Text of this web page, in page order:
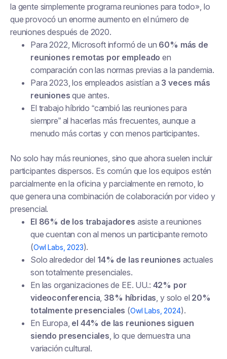
la gente simplemente programa reuniones para todo», lo
que provocó un enorme aumento en el número de
reuniones después de 2020.
Para 2022, Microsoft informó de un 60% más de
reuniones remotas por empleado en
comparación con las normas previas a la pandemia.
Para 2023, los empleados asistían a 3 veces más
reuniones que antes.
El trabajo híbrido “cambió las reuniones para
siempre” al hacerlas más frecuentes, aunque a
menudo más cortas y con menos participantes.
No solo hay más reuniones, sino que ahora suelen incluir
participantes dispersos. Es común que los equipos estén
parcialmente en la oficina y parcialmente en remoto, lo
que genera una combinación de colaboración por video y
presencial.
El 86% de los trabajadores asiste a reuniones
que cuentan con al menos un participante remoto
(Owl Labs, 2023).
Solo alrededor del 14% de las reuniones actuales
son totalmente presenciales.
En las organizaciones de EE. UU.: 42% por
videoconferencia, 38% híbridas, y solo el 20%
totalmente presenciales (Owl Labs, 2024).
En Europa, el 44% de las reuniones siguen
siendo presenciales, lo que demuestra una
variación cultural.